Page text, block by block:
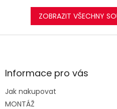
ZOBRAZIT VŠECHNY
Z
aInformace pro vás
Jak nakupovat
MONTÁŽ